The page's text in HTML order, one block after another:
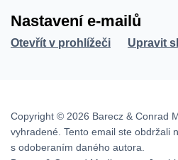
Nastavení e-mailů
Otevřít v prohlížeči Upravit
Copyright © 2026 Barecz & Conrad
vyhradené. Tento email ste obdržali
s odoberaním daného autora.